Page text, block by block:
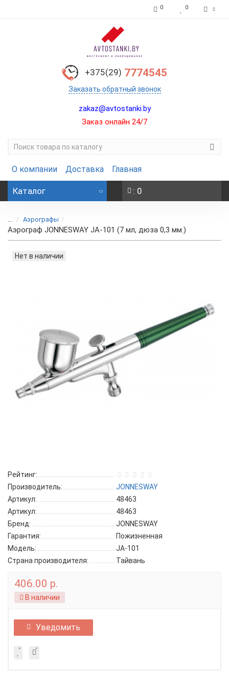
0 0
+375(29) 7774545
Заказать обратный звонок
zakaz@avtostanki.by
Заказ онлайн 24/7
О компании Доставка Главная
Каталог : 0
... Аэрографы
Аэрограф JONNESWAY JA-101 (7 мл, дюза 0,3 мм.)
Нет в наличии
Рейтинг:
Производитель:
JONNESWAY
Артикул:
48463
Артикул:
48463
Бренд:
JONNESWAY
Гарантия:
Пожизненная
Модель:
JA-101
Страна производителя:
Тайвань
406.00 р.
В наличии
Уведомить